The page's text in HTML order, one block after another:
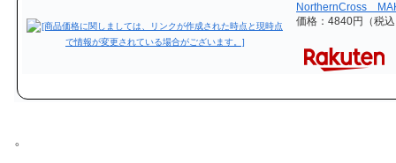
NorthernCross
価格：4840円（税
。